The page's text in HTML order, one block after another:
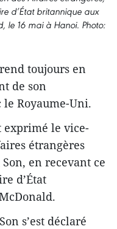
d’État britannique aux
le 16 mai à Hanoi. Photo:
toujours en
de son
Royaume-Uni.
exprimé le vice-
étrangères
en recevant ce
d’État
s’est déclaré